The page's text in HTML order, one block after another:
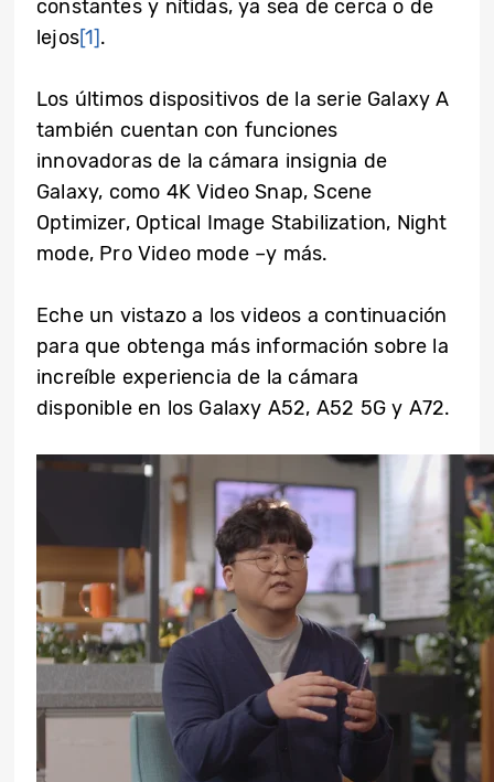
constantes y nítidas, ya sea de cerca o de
lejos[1].
Los últimos dispositivos de la serie Galaxy A
también cuentan con funciones
innovadoras de la cámara insignia de
Galaxy, como 4K Video Snap, Scene
Optimizer, Optical Image Stabilization, Night
mode, Pro Video mode –y más.
Eche un vistazo a los videos a continuación
para que obtenga más información sobre la
increíble experiencia de la cámara
disponible en los Galaxy A52, A52 5G y A72.